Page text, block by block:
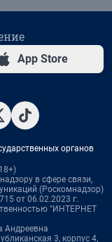
App Store
органов
в сфере связи,
(Роскомнадзор)
от 06.02.2023 г.
"ИНТЕРНЕТ
Андреевна
3, корпус 4,